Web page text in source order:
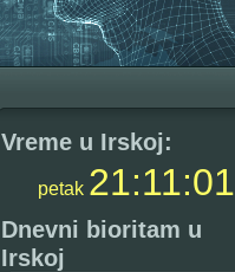
Vreme u Irskoj:
petak 21:11:01
Dnevni bioritam u
Irskoj